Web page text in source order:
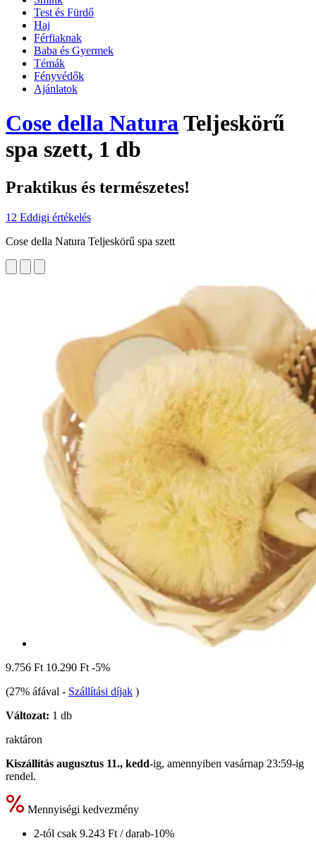
Test és Fürdő
Haj
Férfiaknak
Baba és Gyermek
Témák
Fényvédők
Ajánlatok
Cose della NaturaTeljeskörű
spa szett, 1 db
Praktikus és természetes!
12 Eddigi értékelés
Cose della Natura Teljeskörű spa szett
9.756 Ft 10.290 Ft -5%
(27% áfával - Szállítási díjak )
Változat: 1 db
raktáron
Kiszállítás augusztus 11., kedd-ig, amennyiben vasárnap 23:59-ig
rendel.
Mennyiségi kedvezmény
2-tól csak 9.243 Ft / darab-10%